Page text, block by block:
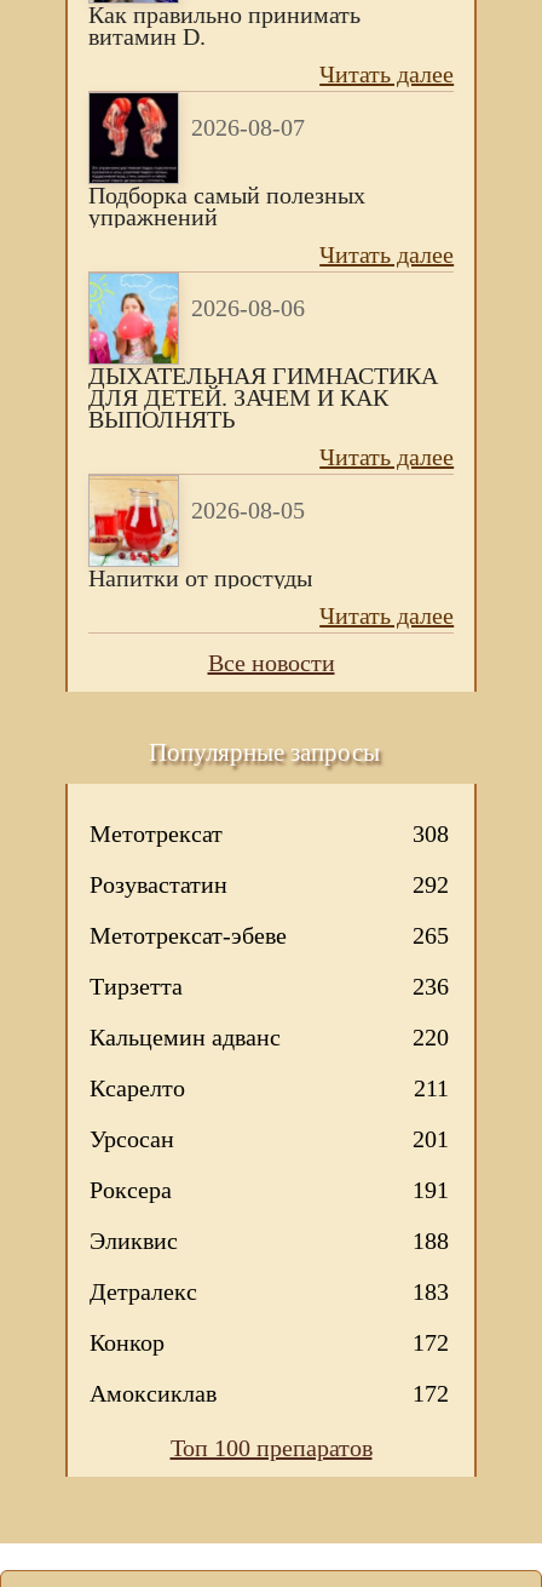
Как правильно принимать
витамин D.
Читать далее
2026-08-07
Подборка самый полезных
упражнений
Читать далее
2026-08-06
ДЫХАТЕЛЬНАЯ ГИМНАСТИКА
ДЛЯ ДЕТЕЙ. ЗАЧЕМ И КАК
ВЫПОЛНЯТЬ
Читать далее
2026-08-05
Напитки от простуды
Читать далее
Все новости
Популярные запросы
Метотрексат
308
Розувастатин
292
Метотрексат-эбеве
265
Тирзетта
236
Кальцемин адванс
220
Ксарелто
211
Урсосан
201
Роксера
191
Эликвис
188
Детралекс
183
Конкор
172
Амоксиклав
172
Топ 100 препаратов
Мы используем файлы Сookie для корректной работы
веб-сайта. Подробности - вПолитике в отношении
использование файлов cookie. Если нет, то отключите
Cookies в настройках браузера.